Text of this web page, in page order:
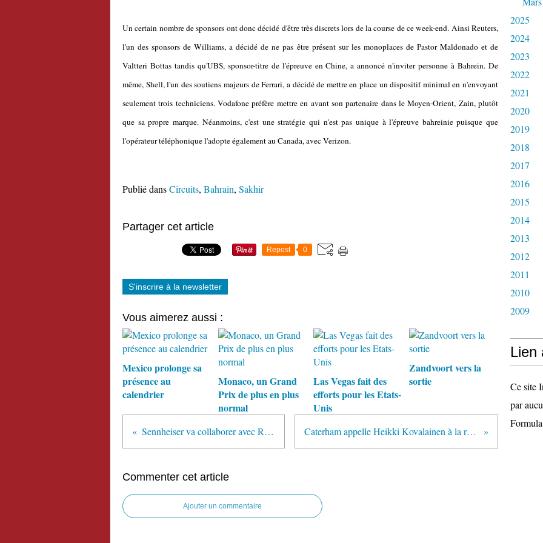
Un certain nombre de sponsors ont donc décidé d'être très discrets lors de la course de ce week-end. Ainsi Reuters,
l'un des sponsors de Williams, a décidé de ne pas être présent sur les monoplaces de Pastor Maldonado et de
Valtteri Bottas tandis qu'UBS, sponsor-titre de l'épreuve en Chine, a annoncé n'inviter personne à Bahrein. De
même, Shell, l'un des soutiens majeurs de Ferrari, a décidé de mettre en place un dispositif minimal en n'envoyant
seulement trois techniciens. Vodafone préfère mettre en avant son partenaire dans le Moyen-Orient, Zain, plutôt
que sa propre marque. Néanmoins, c'est une stratégie qui n'est pas unique à l'épreuve bahreinie puisque que
l'opérateur téléphonique l'adopte également au Canada, avec Verizon.
Publié dansCircuits, Bahrain, Sakhir
Partager cet article
Repost 0
S'inscrire à la newsletter
Vous aimerez aussi :
Mexico prolonge sa
présence au
calendrier
Monaco, un Grand
Prix de plus en plus
normal
Las Vegas fait des
efforts pour les Etats-
Unis
Zandvoort vers la
sortie
Sennheiser va collaborer avec Red Bull Caterham appelle Heikki Kovalainen à la rescousse
Commenter cet article
Ajouter un commentaire
2025
2024
2023
2022
2021
2020
2019
2018
2017
2016
2015
2014
2013
2012
2011
2010
2009
Lien
Ce site
par